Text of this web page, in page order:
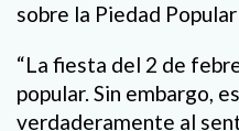
sobre la Piedad
“La fiesta del 2 de
popular. Sin embargo,
verdaderamente al